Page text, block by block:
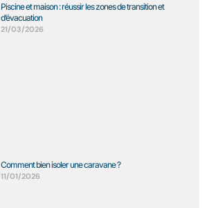
Piscine et maison : réussir les zones de transition et
d’évacuation
21/03/2026
Comment bien isoler une caravane ?
11/01/2026